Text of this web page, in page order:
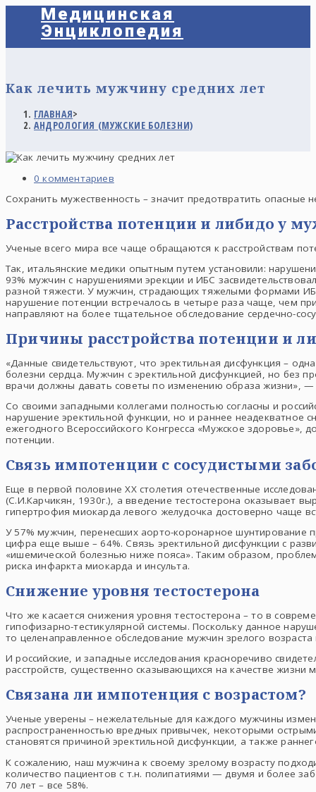
Медицинская
Энциклопедия
Как лечить мужчину средних лет
ГЛАВНАЯ>
АНДРОЛОГИЯ (МУЖСКИЕ БОЛЕЗНИ)
0 комментариев
Сохранить мужественность – значит предотвратить опасные
Расстройства потенции и либидо у
Ученые всего мира все чаще обращаются к расстройствам
Так, итальянские медики опытным путем установили:
93% мужчин с нарушениями эрекции и ИБС
разной тяжести. У мужчин, страдающих тяжелыми формами
нарушение потенции встречалось в четыре раза чаще, чем
направляют на более тщательное обследование сердечно-
Причины расстройства потенции и
«Данные свидетельствуют, что эректильная дисфункция –
болезни сердца. Мужчин с эректильной дисфункцией, но без
врачи должны давать советы по изменению образа жизни», —
Со своими западными коллегами полностью согласны и
нарушение эректильной функции, но и раннее неадекватное
ежегодного Всероссийского Конгресса «Мужское здоровье»,
потенции.
Связь импотенции с сосудистыми
Еще в первой половине ХХ столетия отечественные
(С.И.Карчикян, 1930г.), а введение тестостерона оказывает
гипертрофия миокарда левого желудочка достоверно чаще
У 57% мужчин, перенесших аорто-коронарное шунтирование
цифра еще выше – 64%. Связь эректильной дисфункции с
«ишемической болезнью ниже пояса». Таким образом,
риска инфаркта миокарда и инсульта.
Снижение уровня тестостерона
Что же касается снижения уровня тестостерона – то в
гипофизарно-тестикулярной системы. Поскольку данное
то целенаправленное обследование мужчин зрелого
И российские, и западные исследования красноречиво
расстройств, существенно сказывающихся на качестве
Связана ли импотенция с возрастом?
Ученые уверены – нежелательные для каждого мужчины
распространенностью вредных привычек, некоторыми
становятся причиной эректильной дисфункции, а также
К сожалению, наш мужчина к своему зрелому возрасту
количество пациентов с т.н. полипатиями — двумя и более
70 лет – все 58%.